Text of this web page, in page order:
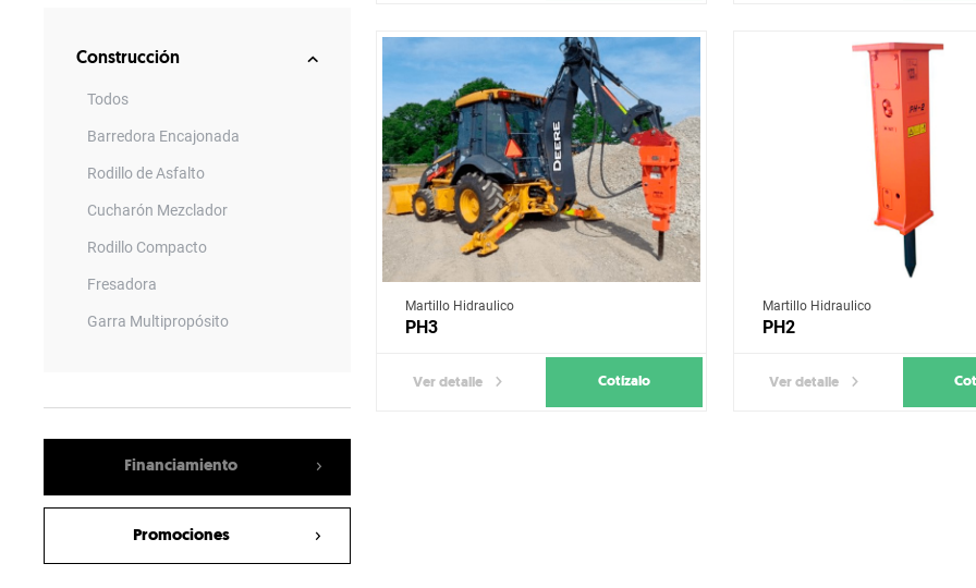
Terramac
Bergkamp
Simem
NPK
Socomec
Baldan
Bison
JF
Lavrale
DAF
Construcción
Todos
Barredora Encajonada
Rodillo de Asfalto
Cucharón Mezclador
Rodillo Compacto
Fresadora
Garra Multipropósito
Horquillas Porta Pallets
Vehiculo todo terreno
Barredora Angular
Financiamiento
Promociones
Martillo Hidraulico
PH3
Ver detalle Cotízalo
Martillo Hidraulico
PH2
Ver detalle